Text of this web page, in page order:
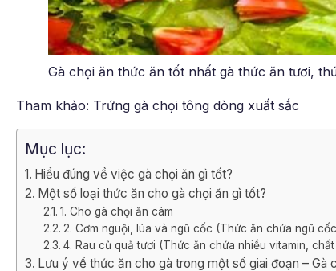
Gà chọi ăn thức ăn tốt nhất gà thức ăn tươi,
Tham khảo: Trứng gà chọi tông dòng xuất sắc
Mục lục:
Hiểu đúng về việc gà chọi ăn gì tốt?
Một số loại thức ăn cho gà chọi ăn gì tốt?
1. Cho gà chọi ăn cám
2. Cơm nguội, lúa và ngũ cốc (Thức ăn chứa ngũ
4. Rau củ quả tươi (Thức ăn chứa nhiều vitamin,
Lưu ý về thức ăn cho gà trong một số giai đoạn – Gà